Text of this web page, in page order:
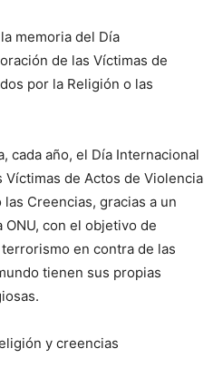
memoria del Día
de las Víctimas de
por la Religión o las
cada año, el Día Internacional
de Actos de Violencia
Creencias, gracias a un
con el objetivo de
en contra de las
tienen sus propias
y creencias